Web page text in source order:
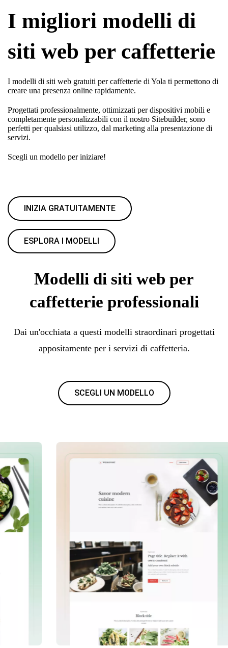
I migliori modelli di
siti web per caffetterie
I modelli di siti web gratuiti per caffetterie di Yola ti permettono di
creare una presenza online rapidamente.
Progettati professionalmente, ottimizzati per dispositivi mobili e
completamente personalizzabili con il nostro Sitebuilder, sono
perfetti per qualsiasi utilizzo, dal marketing alla presentazione di
servizi.
Scegli un modello per iniziare!
INIZIA GRATUITAMENTE
ESPLORA I MODELLI
Modelli di siti web per
caffetterie professionali
Dai un'occhiata a questi modelli straordinari progettati
appositamente per i servizi di caffetteria.
SCEGLI UN MODELLO